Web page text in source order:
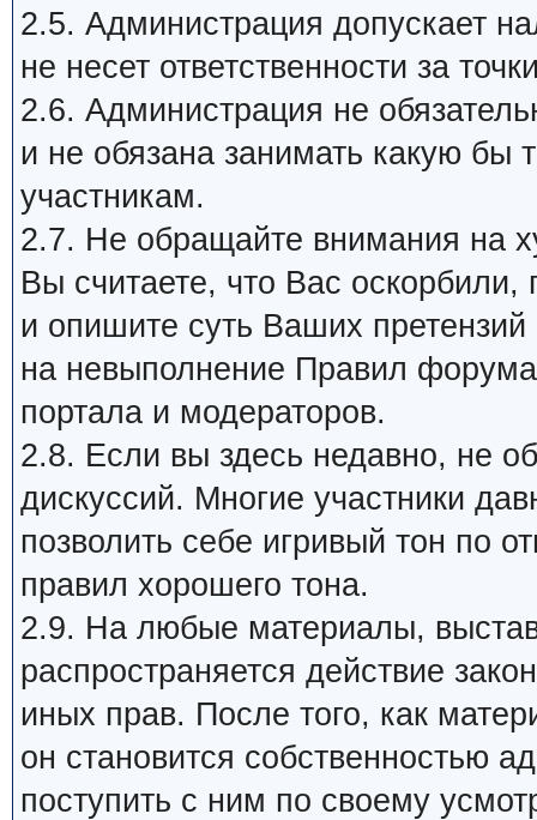
2.5. Администрация допускает
не несет ответственности за
2.6. Администрация не
и не обязана занимать какую
участникам.
2.7. Не обращайте внимания на
Вы считаете, что Вас
и опишите суть Ваших
на невыполнение Правил форума
портала и модераторов.
2.8. Если вы здесь недавно, не
дискуссий. Многие участники
позволить себе игривый тон по
правил хорошего тона.
2.9. На любые материалы,
распространяется действие
иных прав. После того, как
он становится собственностью
поступить с ним по своему